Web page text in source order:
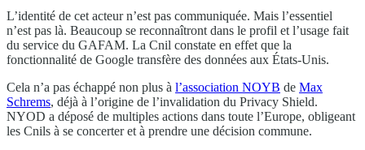
L’identité de cet acteur n’est pas communiquée. Mais l’essentiel
n’est pas là. Beaucoup se reconnaîtront dans le profil et l’usage fait
du service du GAFAM. La Cnil constate en effet que la
fonctionnalité de Google transfère des données aux États-Unis.
Cela n’a pas échappé non plus à l’association NOYB de Max
Schrems, déjà à l’origine de l’invalidation du Privacy Shield.
NYOD a déposé de multiples actions dans toute l’Europe, obligeant
les Cnils à se concerter et à prendre une décision commune.